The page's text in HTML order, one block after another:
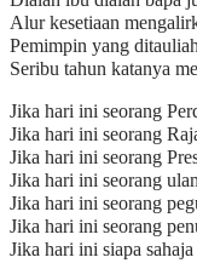
Alur kesetiaan
Pemimpin yang
Seribu tahun katanya
Jika hari ini seorang
Jika hari ini seorang
Jika hari ini seorang
Jika hari ini seorang
Jika hari ini seorang
Jika hari ini seorang
Jika hari ini siapa